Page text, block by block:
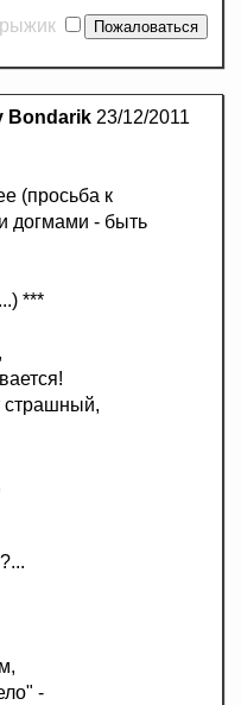
Bondarik 23/12/2011
(просьба к
догмами - быть
***
страшный,
-